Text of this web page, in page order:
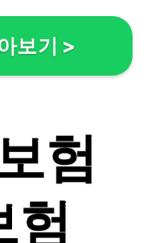
보기 >